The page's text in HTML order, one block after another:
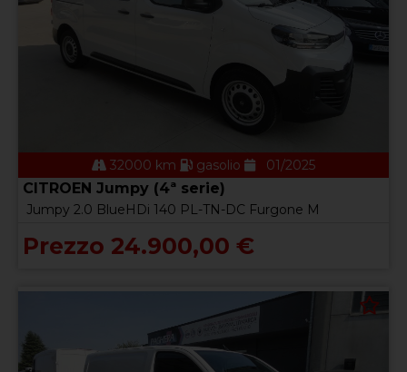
32000 km gasolio 01/2025
CITROEN Jumpy (4ª serie)
Jumpy 2.0 BlueHDi 140 PL-TN-DC Furgone M
Prezzo 24.900,00 €